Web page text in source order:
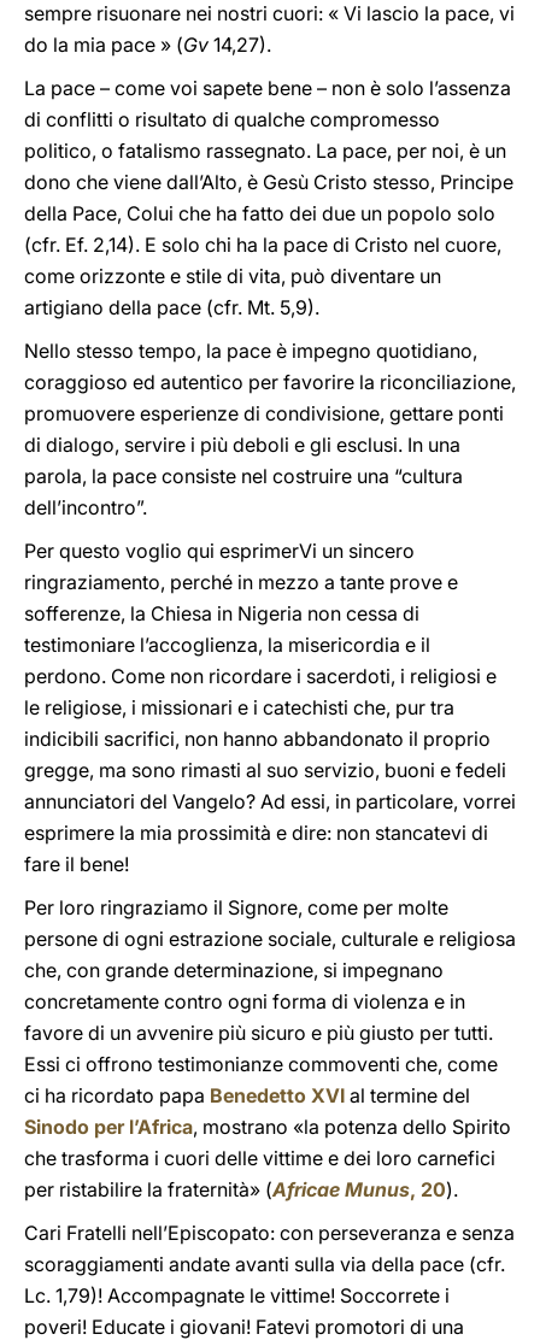
sempre risuonare nei nostri cuori: « Vi lascio la pace, vi
do la mia pace » (Gv 14,27).
La pace – come voi sapete bene – non è solo l’assenza
di conflitti o risultato di qualche compromesso
politico, o fatalismo rassegnato. La pace, per noi, è un
dono che viene dall’Alto, è Gesù Cristo stesso, Principe
della Pace, Colui che ha fatto dei due un popolo solo
(cfr. Ef. 2,14). E solo chi ha la pace di Cristo nel cuore,
come orizzonte e stile di vita, può diventare un
artigiano della pace (cfr. Mt. 5,9).
Nello stesso tempo, la pace è impegno quotidiano,
coraggioso ed autentico per favorire la riconciliazione,
promuovere esperienze di condivisione, gettare ponti
di dialogo, servire i più deboli e gli esclusi. In una
parola, la pace consiste nel costruire una “cultura
dell’incontro”.
Per questo voglio qui esprimerVi un sincero
ringraziamento, perché in mezzo a tante prove e
sofferenze, la Chiesa in Nigeria non cessa di
testimoniare l’accoglienza, la misericordia e il
perdono. Come non ricordare i sacerdoti, i religiosi e
le religiose, i missionari e i catechisti che, pur tra
indicibili sacrifici, non hanno abbandonato il proprio
gregge, ma sono rimasti al suo servizio, buoni e fedeli
annunciatori del Vangelo? Ad essi, in particolare, vorrei
esprimere la mia prossimità e dire: non stancatevi di
fare il bene!
Per loro ringraziamo il Signore, come per molte
persone di ogni estrazione sociale, culturale e religiosa
che, con grande determinazione, si impegnano
concretamente contro ogni forma di violenza e in
favore di un avvenire più sicuro e più giusto per tutti.
Essi ci offrono testimonianze commoventi che, come
ci ha ricordato papa Benedetto XVI al termine del
Sinodo per l’Africa, mostrano «la potenza dello Spirito
che trasforma i cuori delle vittime e dei loro carnefici
per ristabilire la fraternità» (Africae Munus, 20).
Cari Fratelli nell’Episcopato: con perseveranza e senza
scoraggiamenti andate avanti sulla via della pace (cfr.
Lc. 1,79)! Accompagnate le vittime! Soccorrete i
poveri! Educate i giovani! Fatevi promotori di una